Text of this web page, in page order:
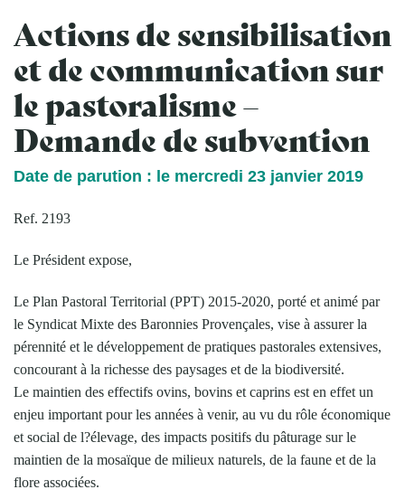
Actions de sensibilisation
et de communication sur
le pastoralisme –
Demande de subvention
Date de parution : le mercredi 23 janvier 2019
Ref. 2193
Le Président expose,
Le Plan Pastoral Territorial (PPT) 2015-2020, porté et animé par
le Syndicat Mixte des Baronnies Provençales, vise à assurer la
pérennité et le développement de pratiques pastorales extensives,
concourant à la richesse des paysages et de la biodiversité.
Le maintien des effectifs ovins, bovins et caprins est en effet un
enjeu important pour les années à venir, au vu du rôle économique
et social de l?élevage, des impacts positifs du pâturage sur le
maintien de la mosaïque de milieux naturels, de la faune et de la
flore associées.